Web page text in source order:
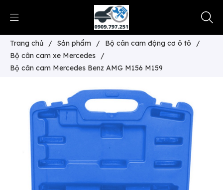
Trang chủ / Sản phẩm / Bộ cân cam động cơ ô tô
/
Bộ cân cam xe Mercedes
/
Bộ cân cam Mercedes Benz AMG M156 M159